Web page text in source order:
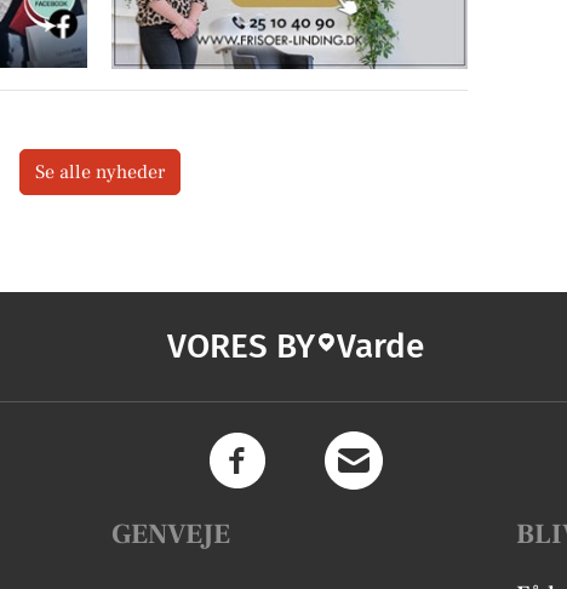
Se alle nyheder
VORES BY Varde
GENVEJE